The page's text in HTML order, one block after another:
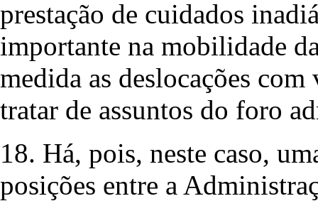
prestação de cuidados
importante na mobilidade
medida as deslocações
tratar de assuntos do foro
18. Há, pois, neste caso,
posições entre a